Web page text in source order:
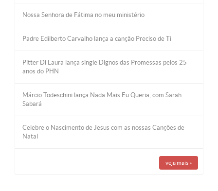
Nossa Senhora de Fátima no meu ministério
Padre Edilberto Carvalho lança a canção Preciso de Ti
Pitter Di Laura lança single Dignos das Promessas pelos 25
anos do PHN
Márcio Todeschini lança Nada Mais Eu Queria, com Sarah
Sabará
Celebre o Nascimento de Jesus com as nossas Canções de
Natal
veja mais »